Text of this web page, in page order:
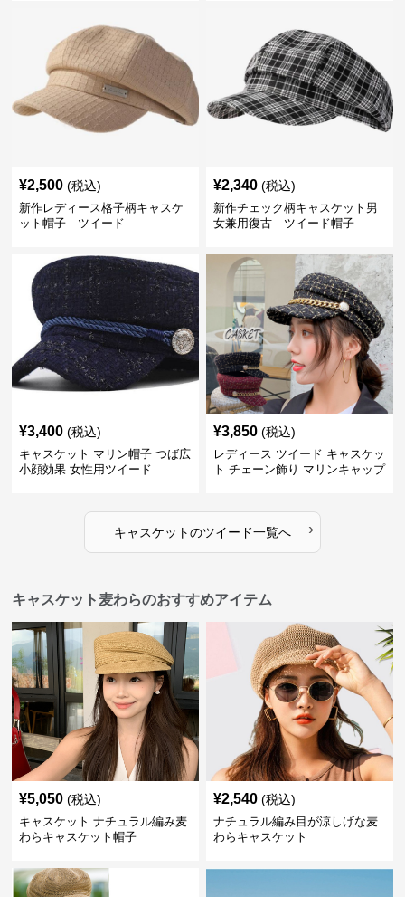
¥2,500 (税込)
新作レディース格子柄キャスケ
ット帽子 ツイード
¥2,340 (税込)
新作チェック柄キャスケット男
女兼用復古 ツイード帽子
¥3,400 (税込)
キャスケット マリン帽子 つば広
小顔効果 女性用ツイード
¥3,850 (税込)
レディース ツイード キャスケッ
ト チェーン飾り マリンキャップ
キャスケットのツイード一覧へ ›
キャスケット麦わらのおすすめアイテム
¥5,050 (税込)
キャスケット ナチュラル編み麦
わらキャスケット帽子
¥2,540 (税込)
ナチュラル編み目が涼しげな麦
わらキャスケット